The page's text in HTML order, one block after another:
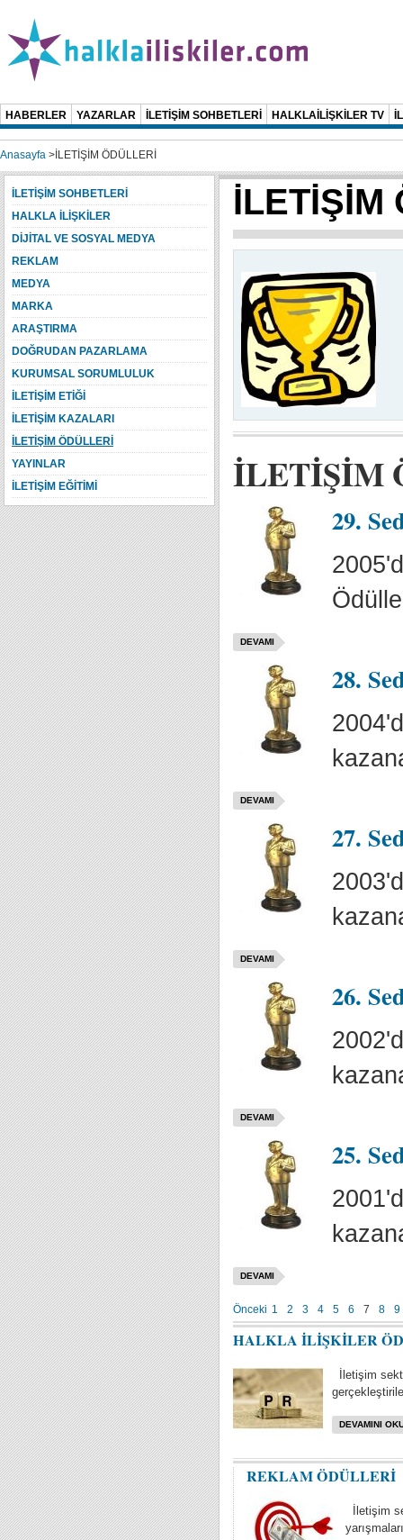
HABERLER YAZARLAR İLETİŞİM SOHBETLERİ HALKLAİLİŞKİLER TV
Anasayfa > İLETİŞİM ÖDÜLLERİ
İLETİŞİM
İLETİŞİM
29.
DEVAMI
28.
DEVAMI
27.
DEVAMI
26.
DEVAMI
25.
DEVAMI
Önceki 1 2 3 4 5 6 7 8 9
HALKLA İLİŞKİLER
İletişim
DEVAMINI
REKLAM ÖDÜLLERİ
İletişim
İLETİŞİM SOHBETLERİ
HALKLA İLİŞKİLER
DİJİTAL VE SOSYAL MEDYA
REKLAM
MEDYA
MARKA
ARAŞTIRMA
DOĞRUDAN PAZARLAMA
KURUMSAL SORUMLULUK
İLETİŞİM ETİĞİ
İLETİŞİM KAZALARI
İLETİŞİM ÖDÜLLERİ
YAYINLAR
İLETİŞİM EĞİTİMİ